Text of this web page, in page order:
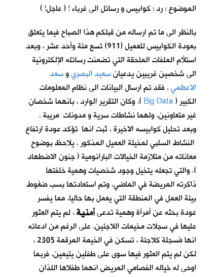
الموضوع : رد : كوابيس و رسائل الى غرباء ! ( عاجل! )
بالنظر الى ما تم ارساله من قبلكم هذا الصباح فيما يتعلق
بعودة الكوابيس للعميل (911) تسع مئة وأحد عشر ، وبعد
استلأم الملفات الملحقة التي تضمنت رسائله الإلكترونية
الى شخصين غريبين يدعيانسعيد البصريوسعد
الاعظمي. فقد تم ارسال البيانات الى نظام المعلومات
الكبير (Big Data ). وكان التقرير الوارد ، بانهما شخصان
غير متعاونين. ولهما نشاطات سرية و مدونات مريبة .
وبعد تحليل كوابيسه الاخيرة ، ثبت انها تؤكد عودة ارتفاع
النشاط السلبي لمخيلة العميل المذكور . يلاحظ بوضوح
معاناته من متلازمة الخيالات البارانومية ( جنون الاضطهاد
). والتي تجعله يتخيل وجود شخصيات وهمية خلفتها
ذاكرته المريضة في الماضي. وتم استعادتها بسب ضغوط
بيئة العمل في المنطقة التي يعمل بها حاليا. مما يفسر
عودة بحثه عن أمرأة وهمية تدعىأمنية، لم يتم العثور
عليها في سجلات مخيمات اللاجئين. على الرغم من ادعائه
انها مُسجلة كلاجئة ، تسكن في الخيمة المرقمة 2305 ،
لكن لم يتم العثور فيها سوى على طفلين يتيمين. فربما
اوحى له خياله الفصامي المريض انهما طفلاها اللذان